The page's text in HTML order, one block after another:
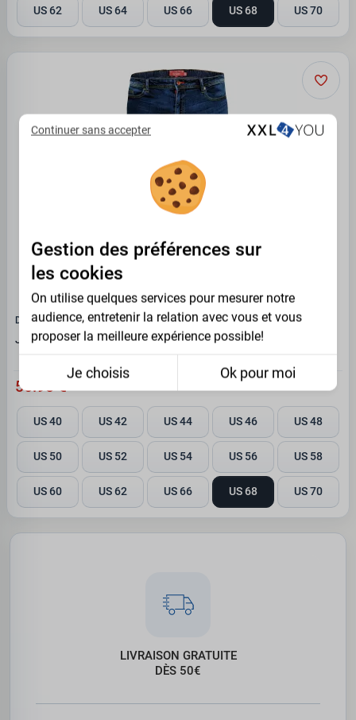
US 62 US 64 US 66 US 68 US 70
D555 - DUKE
Jeans grande taille bleu délavé Ambrose - Entre jambe 32
56.95 €
US 40 US 42 US 44 US 46 US 48
US 50 US 52 US 54 US 56 US 58
US 60 US 62 US 66 US 68 US 70
LIVRAISON GRATUITE
DÈS 50€
Continuer sans accepter
Gestion des préférences sur
les cookies
On utilise quelques services pour mesurer notre
audience, entretenir la relation avec vous et vous
proposer la meilleure expérience possible!
Je choisis Ok pour moi